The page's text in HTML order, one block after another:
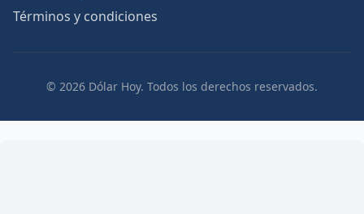
Términos y condiciones
© 2026 Dólar Hoy. Todos los derechos reservados.